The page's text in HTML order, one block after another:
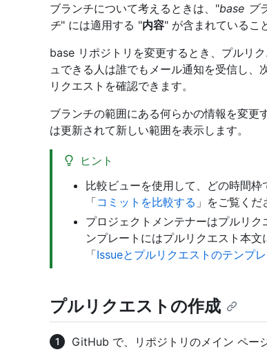
ブランチについて考えるときは、"base ブ
チ" には適用する "内容" が含まれているこ
base リポジトリを変更するとき、プルリ
ュできる人は誰でもメール通知を受信し
リクエストを確認できます。
ブランチの範囲にある何らかの情報を変
は更新されて新しい範囲を表示します。
ヒント
比較ビューを使用して、どの時間枠
「コミットを比較する 」をご覧くだ
プロジェクトメンテナーはプルリ
ンプレートにはプルリクエスト本文
「Issueとプルリクエストのテンプ
プルリクエストの作成
GitHub で、リポジトリのメイン ペー